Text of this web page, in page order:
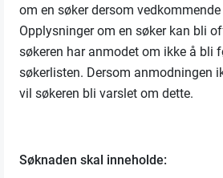
om en søker dersom
Opplysninger om en søker kan bli
søkeren har anmodet om ikke å bli
søkerlisten. Dersom anmodningen
vil søkeren bli varslet om dette.
Søknaden skal inneholde: